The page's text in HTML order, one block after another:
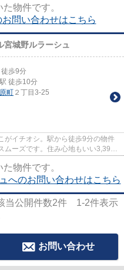
物件です。
問い合わせはこちら
宮城野ルラーシュ
徒歩9分
駅 徒歩10分
原町 ２丁目3-25
がイチオシ。駅から徒歩9分の物件
ムーズです。住み心地もいい3,399
物件です。
へのお問い合わせはこちら
当公開件数2件 1-2件表示
お問い合わせ